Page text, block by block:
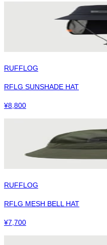
RUFFLOG
RFLG SUNSHADE HAT
¥8,800
RUFFLOG
RFLG MESH BELL HAT
¥7,700